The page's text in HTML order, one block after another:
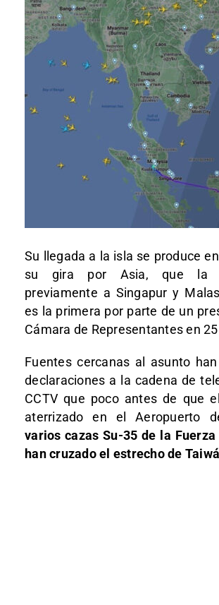
Su llegada a la isla se produce
su gira por Asia, que la
previamente a Singapur y
es la primera por parte de un
Cámara de Representantes en
Fuentes cercanas al asunto
declaraciones a la cadena de
CCTV que poco antes de que
aterrizado en el Aeropuerto
varios cazas Su-35 de la
han cruzado el estrecho de